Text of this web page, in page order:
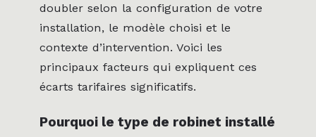
doubler selon la configuration de votre
installation, le modèle choisi et le
contexte d’intervention. Voici les
principaux facteurs qui expliquent ces
écarts tarifaires significatifs.
Pourquoi le type de robinet installé